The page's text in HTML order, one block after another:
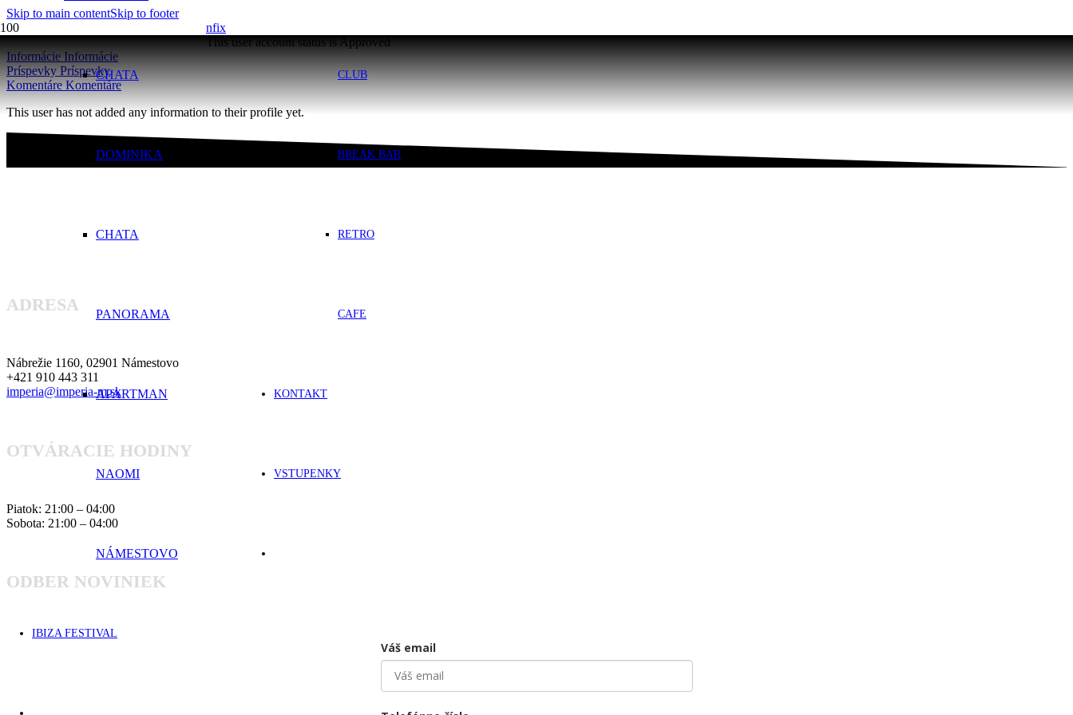
Skip to main contentSkip to footer
CHATA
DOMINIKA
CHATA
PANORAMA
APARTMAN
NAOMI
NÁMESTOVO
IBIZA FESTIVAL
CLUB
BREAK BAR
RETRO
CAFE
KONTAKT
VSTUPENKY
nfix
This user account status is Approved
InformácieInformácie
Príspevky Príspevky
Komentáre Komentáre
This user has not added any information to their profile yet.
ADRESA
Nábrežie 1160, 02901 Námestovo
+421 910 443 311
imperia@imperia-m.sk
OTVÁRACIE HODINY
Piatok: 21:00 – 04:00
Sobota: 21:00 – 04:00
ODBER NOVINIEK
Váš email